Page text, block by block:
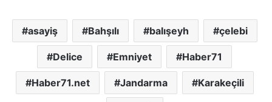
asayiş Bahşılı balışeyh çelebi
Delice Emniyet Haber71
Haber71.net Jandarma Karakeçili